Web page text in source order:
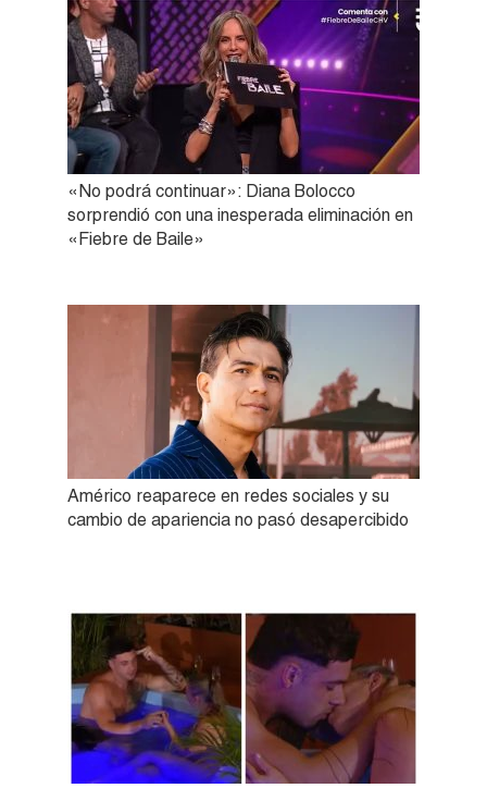
«No podrá continuar»: Diana Bolocco
sorprendió con una inesperada eliminación en
«Fiebre de Baile»
Américo reaparece en redes sociales y su
cambio de apariencia no pasó desapercibido